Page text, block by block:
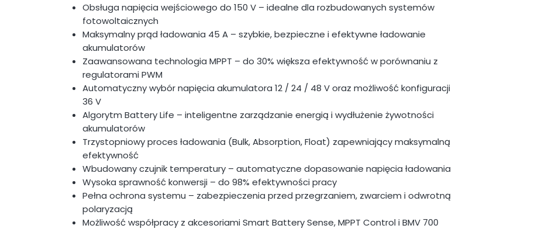
Obsługa napięcia wejściowego do 150 V – idealne dla rozbudowanych systemów
fotowoltaicznych
Maksymalny prąd ładowania 45 A – szybkie, bezpieczne i efektywne ładowanie
akumulatorów
Zaawansowana technologia MPPT – do 30% większa efektywność w porównaniu z
regulatorami PWM
Automatyczny wybór napięcia akumulatora 12 / 24 / 48 V oraz możliwość konfiguracji
36 V
Algorytm Battery Life – inteligentne zarządzanie energią i wydłużenie żywotności
akumulatorów
Trzystopniowy proces ładowania (Bulk, Absorption, Float) zapewniający maksymalną
efektywność
Wbudowany czujnik temperatury – automatyczne dopasowanie napięcia ładowania
Wysoka sprawność konwersji – do 98% efektywności pracy
Pełna ochrona systemu – zabezpieczenia przed przegrzaniem, zwarciem i odwrotną
polaryzacją
Możliwość współpracy z akcesoriami Smart Battery Sense, MPPT Control i BMV 700